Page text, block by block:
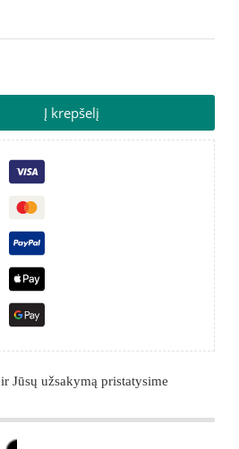
Į krepšelį
ir Jūsų užsakymą pristatysime